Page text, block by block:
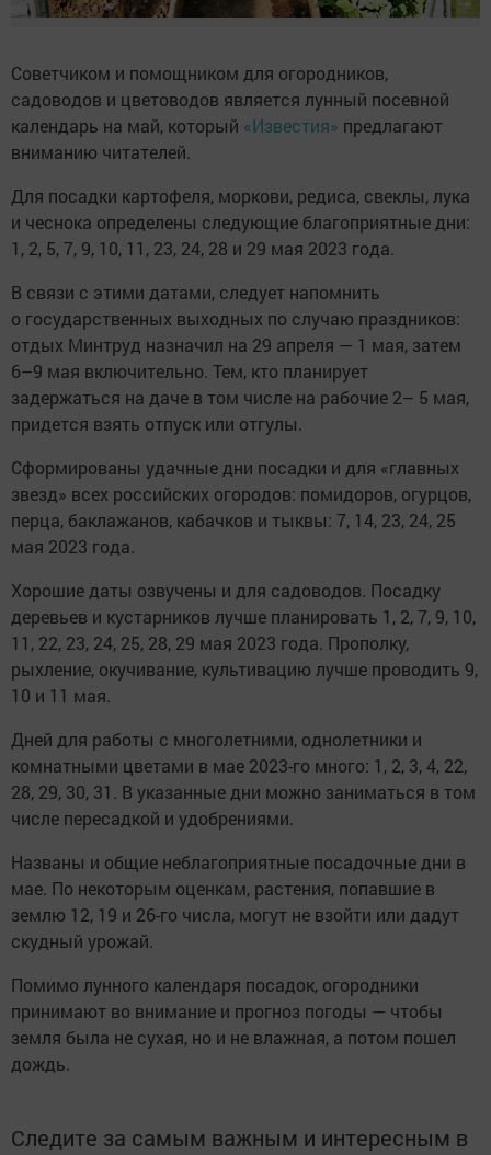
Советчиком и помощником для огородников,
садоводов и цветоводов является лунный посевной
календарь на май, который «Известия» предлагают
вниманию читателей.
Для посадки картофеля, моркови, редиса, свеклы, лука
и чеснока определены следующие благоприятные дни:
1, 2, 5, 7, 9, 10, 11, 23, 24, 28 и 29 мая 2023 года.
В связи с этими датами, следует напомнить
о государственных выходных по случаю праздников:
отдых Минтруд назначил на 29 апреля — 1 мая, затем
6–9 мая включительно. Тем, кто планирует
задержаться на даче в том числе на рабочие 2– 5 мая,
придется взять отпуск или отгулы.
Сформированы удачные дни посадки и для «главных
звезд» всех российских огородов: помидоров, огурцов,
перца, баклажанов, кабачков и тыквы: 7, 14, 23, 24, 25
мая 2023 года.
Хорошие даты озвучены и для садоводов. Посадку
деревьев и кустарников лучше планировать 1, 2, 7, 9, 10,
11, 22, 23, 24, 25, 28, 29 мая 2023 года. Прополку,
рыхление, окучивание, культивацию лучше проводить 9,
10 и 11 мая.
Дней для работы с многолетними, однолетники и
комнатными цветами в мае 2023-го много: 1, 2, 3, 4, 22,
28, 29, 30, 31. В указанные дни можно заниматься в том
числе пересадкой и удобрениями.
Названы и общие неблагоприятные посадочные дни в
мае. По некоторым оценкам, растения, попавшие в
землю 12, 19 и 26-го числа, могут не взойти или дадут
скудный урожай.
Помимо лунного календаря посадок, огородники
принимают во внимание и прогноз погоды — чтобы
земля была не сухая, но и не влажная, а потом пошел
дождь.
Следите за самым важным и интересным в